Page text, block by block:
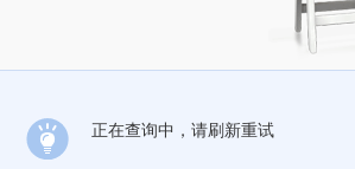
正在查询中，请刷新重试